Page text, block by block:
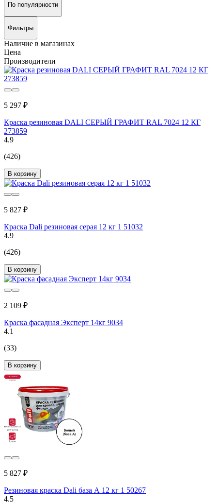
По популярности
Фильтры
Наличие в магазинах
Цена
Производители
5 297 ₽
Краска резиновая DALI СЕРЫЙ ГРАФИТ RAL 7024 12 КГ
273859
4.9
(426)
В корзину
5 827 ₽
Краска Dali резиновая серая 12 кг 1 51032
4.9
(426)
В корзину
2 109 ₽
Краска фасадная Эксперт 14кг 9034
4.1
(33)
В корзину
5 827 ₽
Резиновая краска Dali база А 12 кг 1 50267
4.5